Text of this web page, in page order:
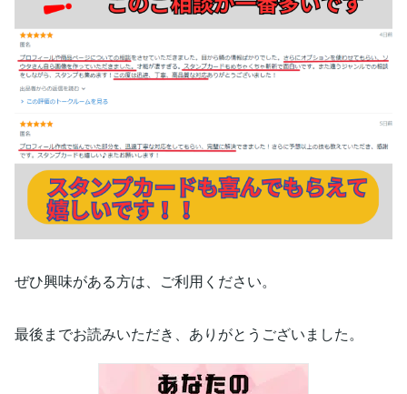
ぜひ興味がある方は、ご利用ください。
最後までお読みいただき、ありがとうございました。